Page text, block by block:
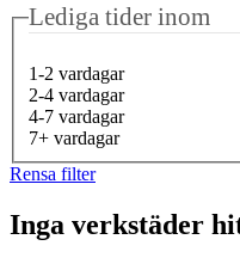
Lediga tider inom
1-2 vardagar
2-4 vardagar
4-7 vardagar
7+ vardagar
Rensa filter
Inga verkstäder